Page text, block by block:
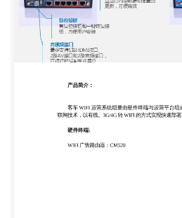
期望的引导、消费行为管理
有 利于广告企业及商家点对
的乘客资源价值得到最大应